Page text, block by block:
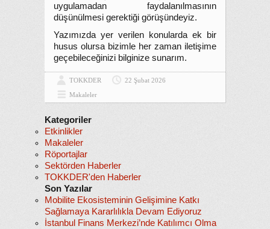
uygulamadan faydalanılmasının
düşünülmesi gerektiği görüşündeyiz.
Yazımızda yer verilen konularda ek bir
husus olursa bizimle her zaman iletişime
geçebileceğinizi bilginize sunarım.
TOKKDER
22 Şubat 2026
Makaleler
Kategoriler
Etkinlikler
Makaleler
Röportajlar
Sektörden Haberler
TOKKDER'den Haberler
Son Yazılar
Mobilite Ekosisteminin Gelişimine Katkı
Sağlamaya Kararlılıkla Devam Ediyoruz
İstanbul Finans Merkezi’nde Katılımcı Olma